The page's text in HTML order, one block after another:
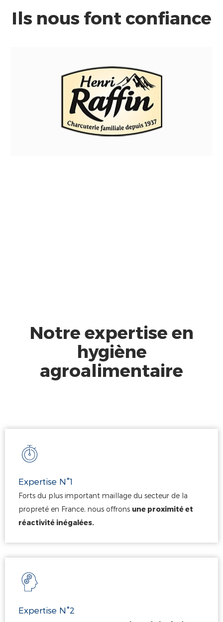
Ils nous font confiance
Notre expertise en
hygiène
agroalimentaire
Expertise N°1
Forts du plus important maillage du secteur de la
propreté en France, nous offrons une proximité et
réactivité inégalées.
Expertise N°2